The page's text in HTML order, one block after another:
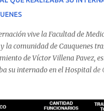
vive la Facultad de
la comunidad de Cauquenes
de Víctor Villena Pavez,
su internado en el Hospital de
la complejidad de su estado